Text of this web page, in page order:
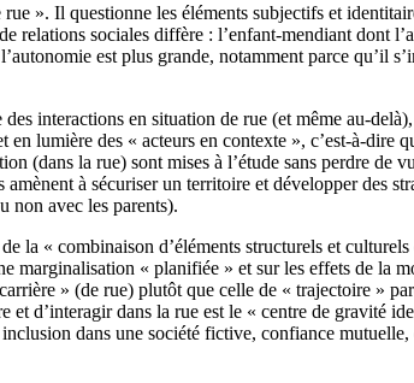
». Il questionne les éléments subjectifs et
relations sociales diffère : l’enfant-mendiant dont
est plus grande, notamment parce qu’il
interactions en situation de rue (et même au-
lumière des « acteurs en contexte », c’est-à-dire
(dans la rue) sont mises à l’étude sans perdre de
à sécuriser un territoire et développer des
non avec les parents).
la « combinaison d’éléments structurels et
marginalisation « planifiée » et sur les effets de la
» (de rue) plutôt que celle de « trajectoire »
d’interagir dans la rue est le « centre de gravité
dans une société fictive, confiance